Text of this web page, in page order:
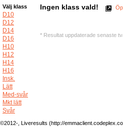
Välj klass
D10
D12
D14
D16
H10
H12
H14
H16
Insk.
Lätt
Med-svår
Mkt lätt
Svår
Ingen klass vald!
* Resultat uppdaterade senaste
©2012-, Liveresults (http://